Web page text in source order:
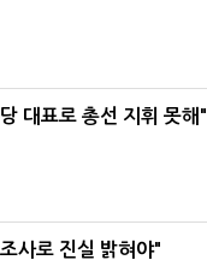
대표로 총선 지휘 못해"
사로 진실 밝혀야"